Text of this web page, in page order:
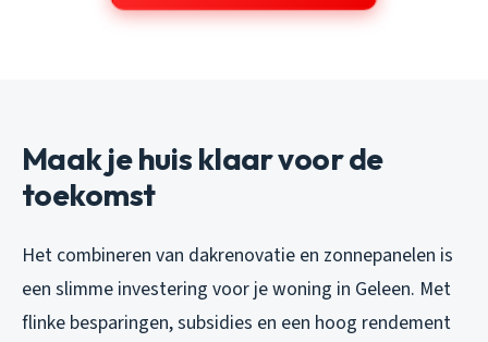
Maak je huis klaar voor de
toekomst
Het combineren van dakrenovatie en zonnepanelen is
een slimme investering voor je woning in Geleen. Met
flinke besparingen, subsidies en een hoog rendement